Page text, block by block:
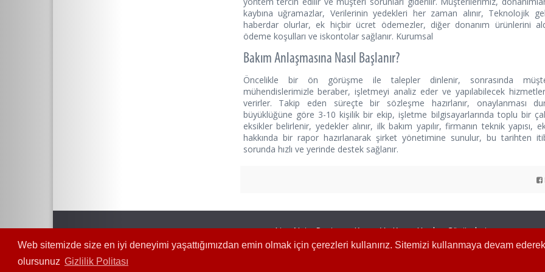
Web sitemizde size en iyi deneyimi yaşattığımızdan emin olmak için çerezleri kullanırız. Sitemizi kullanmaya devam
olursunuz Gizlilik Politası
kaybına uğramazlar, Verilerinin yedekleri her zaman alınır, Teknolojik
haberdar olurlar, ek hiçbir ücret ödemezler, diğer donanım ürünlerini
ödeme koşulları ve iskontolar sağlanır. Kurumsal
Bakım Anlaşmasına Nasıl Başlanır?
Öncelikle bir ön görüşme ile talepler dinlenir, sonrasında
mühendislerimizle beraber, işletmeyi analiz eder ve yapılabilecek
verirler. Takip eden süreçte bir sözleşme hazırlanır, onaylanması
büyüklüğüne göre 3-10 kişilik bir ekip, işletme bilgisayarlarında toplu bir
eksikler belirlenir, yedekler alınır, ilk bakım yapılır, firmanın teknik yapısı,
hakkında bir rapor hazırlanarak şirket yönetimine sunulur, bu tarihten
sorunda hızlı ve yerinde destek sağlanır.
Ajan.Net - Postman Kargo Ve Kurye Yazılım Çözümleri
Tel: 0212 320 30 30 Pbx
Faks: 0212 221 61 74
Mail: info@ajan.net